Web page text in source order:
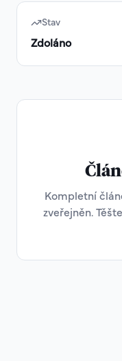
Stav
Zdoláno
Kompletní
zveřejněn.